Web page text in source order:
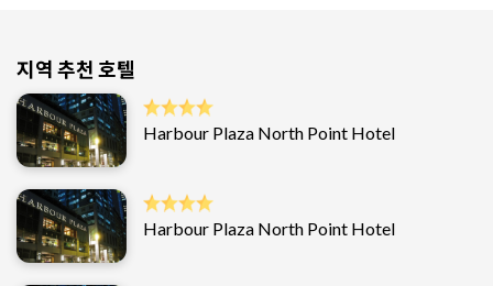
지역 추천 호텔
Harbour Plaza North Point Hotel
Harbour Plaza North Point Hotel